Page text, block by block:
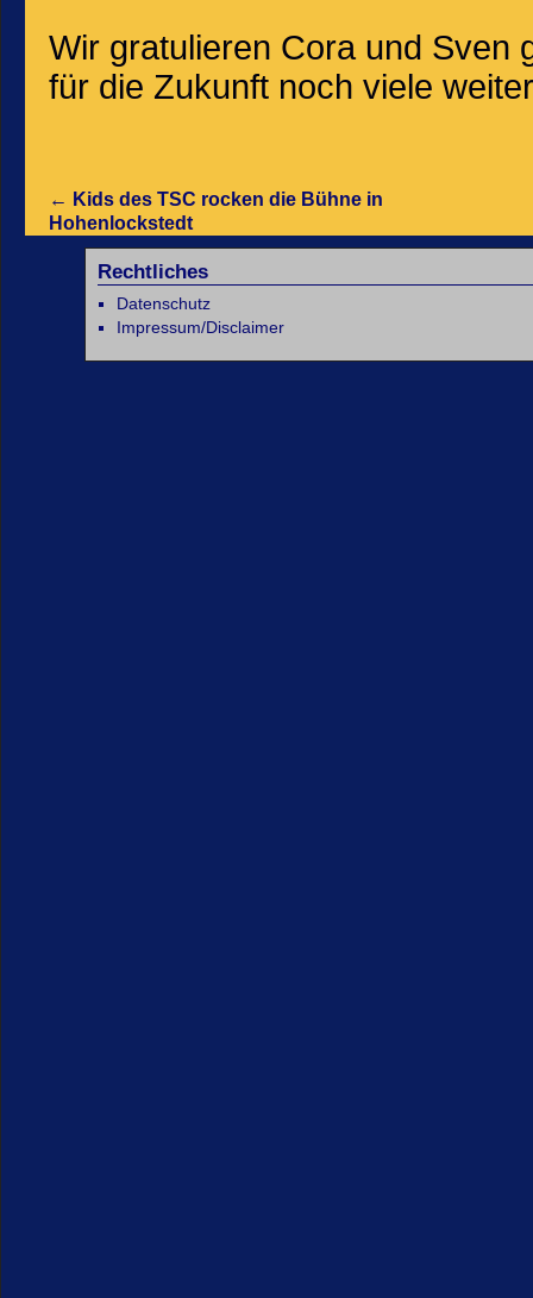
Wir gratulieren Cora und Sven
für die Zukunft noch viele
← Kids des TSC rocken die Bühne in
Hohenlockstedt
Rechtliches
Datenschutz
Impressum/Disclaimer